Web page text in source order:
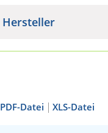
Hersteller
PDF-Datei XLS-Datei